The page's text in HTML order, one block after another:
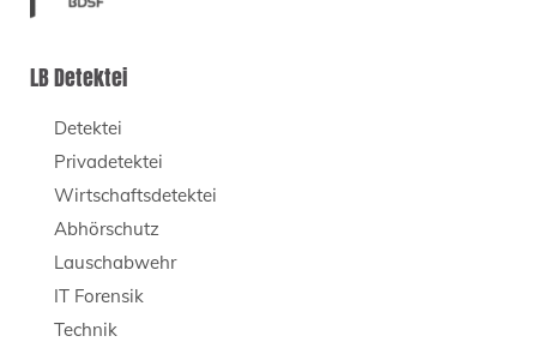
LB Detektei
Detektei
Privadetektei
Wirtschaftsdetektei
Abhörschutz
Lauschabwehr
IT Forensik
Technik